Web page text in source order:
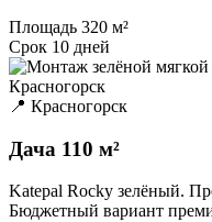
Площадь 320 м²
Срок 10 дней
📍 Красногорск
Дача 110 м²
Katepal Rocky зелёный.
Бюджетный вариант